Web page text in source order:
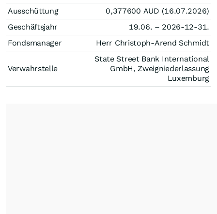
Ausschüttung
0,377600 AUD (16.07.2026)
Geschäftsjahr
19.06. – 2026-12-31.
Fondsmanager
Herr Christoph-Arend Schmidt
Verwahrstelle
State Street Bank International
GmbH, Zweigniederlassung
Luxemburg